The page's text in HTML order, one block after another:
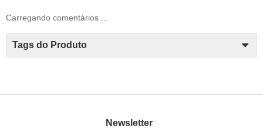
Carregando comentários ...
Tags do Produto
Newsletter